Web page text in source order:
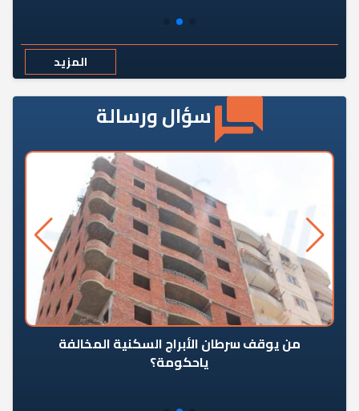
المزيد
سؤال ورسالة
من يوقف سرطان الأبراج السكنية المخالفة
ياحكومة؟